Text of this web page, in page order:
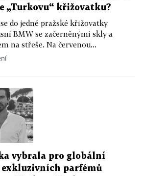
„Turkovu“ křižovatku?
do jedné pražské křižovatky
BMW se začerněnými skly a
na střeše. Na červenou...
vybrala pro globální
parfémů